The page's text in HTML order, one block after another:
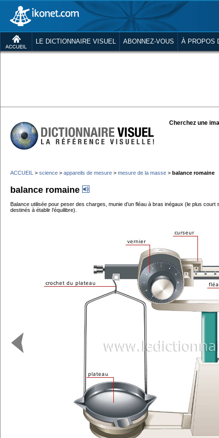
LE DICTIONNAIRE VISUEL ABONNEZ-VOUS À PROPOS
Cherchez une
ACCUEIL > science > appareils de mesure > mesure de la masse > balance romaine
balance romaine
Balance utilisée pour peser des charges, munie d’un fléau à bras inégaux (le plus
destinés à établir l’équilibre).